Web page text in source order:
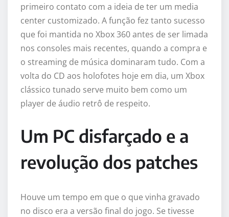
primeiro contato com a ideia de ter um media
center customizado. A função fez tanto sucesso
que foi mantida no Xbox 360 antes de ser limada
nos consoles mais recentes, quando a compra e
o streaming de música dominaram tudo. Com a
volta do CD aos holofotes hoje em dia, um Xbox
clássico tunado serve muito bem como um
player de áudio retrô de respeito.
Um PC disfarçado e a
revolução dos patches
Houve um tempo em que o que vinha gravado
no disco era a versão final do jogo. Se tivesse